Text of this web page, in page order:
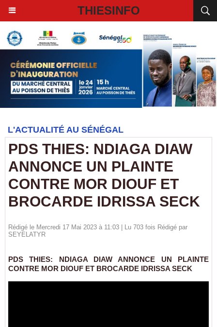
THIESINFO
L'ACTUALITÉ AU SÉNÉGAL
PDS THIES: NDIAGA DIAW
ANNONCE UN PLAINTE
CONTRE MOR DIOUF ET
BROCARDE IDRISSA SECK
Rédigé le Mercredi 17 Mai 2023 à 11:03 | Lu 703 fois Rédigé par
SEYELATYR
PDS THIES: NDIAGA DIAW ANNONCE UN PLAINTE
CONTRE MOR DIOUF ET BROCARDE IDRISSA SECK